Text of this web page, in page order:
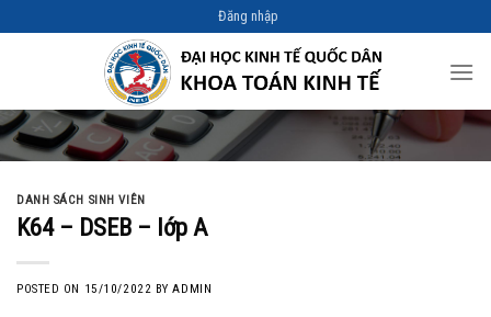
to
Đăng nhập
DANH SÁCH SINH VIÊN
K64 – DSEB – lớp A
POSTED ON 15/10/2022 BYADMIN